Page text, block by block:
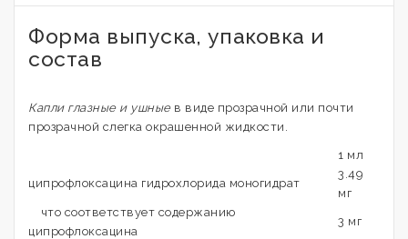
Форма выпуска, упаковка и
состав
Капли глазные и ушныев виде прозрачной или почти
прозрачной слегка окрашенной жидкости.
1 мл
ципрофлоксацина гидрохлорида моногидрат
3.49
мг
что соответствует содержанию
ципрофлоксацина
3 мг